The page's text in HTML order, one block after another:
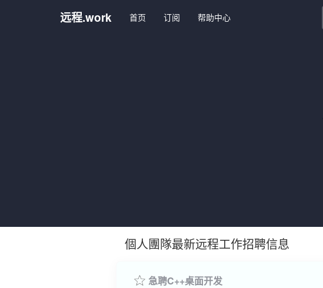
远程.work 首页 订阅 帮助中心
個人團隊最新远程工作招聘信息
急聘C++桌面开发